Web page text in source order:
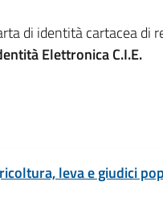
di identità cartacea di
Elettronica C.I.E.
leva e giudici